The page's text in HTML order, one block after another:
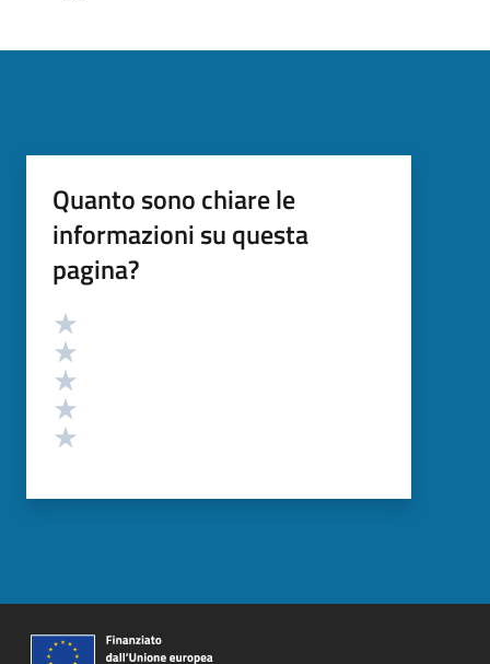
Quanto sono chiare le
informazioni su questa
pagina?
Valutazione